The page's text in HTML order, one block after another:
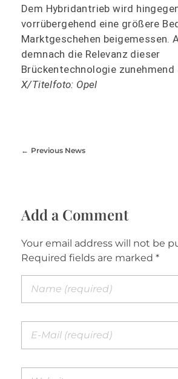
Dem Hybridantrieb wird
vorrübergehend eine größere
Marktgeschehen beigemessen.
demnach die Relevanz dieser
Brückentechnologie zunehmend
X/Titelfoto: Opel
Previous News
Add a Comment
Your email address will not be
Required fields are marked *